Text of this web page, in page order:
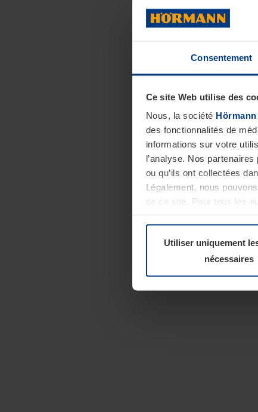
Consentement
Ce site Web utilise des
Nous, la société
des fonctionnalités de
informations sur votre
l’analyse. Nos
ou qu’ils ont collectées
Légalement, nous
de ce site. Pour tous les
Utiliser uniquement
nécessaires